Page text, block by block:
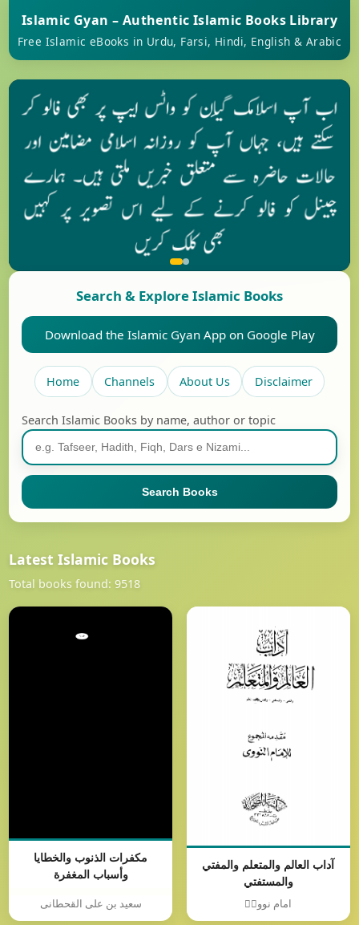
Islamic Gyan – Authentic Islamic Books Library
Free Islamic eBooks in Urdu, Farsi, Hindi, English & Arabic
Search & Explore Islamic Books
Download the Islamic Gyan App on Google Play
Home Channels About Us Disclaimer
Search Islamic Books by name, author or topic
Search Books
Latest Islamic Books
Total books found: 9518
مكفرات الذنوب والخطايا
وأسباب المغفرة
سعید بن علی القحطانی
آداب العالم والمتعلم والمفتي
والمستفتي
امام نوویؒ